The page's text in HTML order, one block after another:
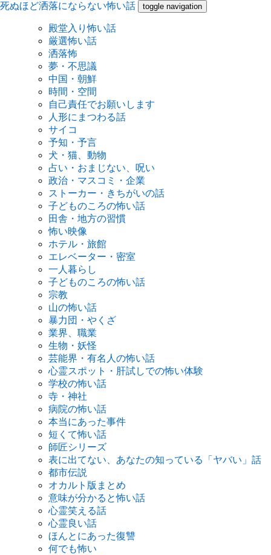
死ぬほど洒落にならない怖い話 toggle navigation
殿堂入り怖い話
厳選怖い話
洒落怖
夢・不思議
中国・朝鮮
時間・空間
自己責任でお願いします
人形にまつわる話
サイコ
予知・予言
犬・猫、動物
占い・おまじない、呪い
政治・マスコミ・企業
ストーカー・きちがいの話
子どものころの怖い話
田舎・地方の習慣
怖い映像
ホテル・旅館
エレベーター・密室
一人暮らし
子どものころの怖い話
宗教
山の怖い話
暴力団・やくざ
業界、職業
生物・妖怪
芸能界・有名人の怖い話
心霊スポット・肝試しでの怖い体験
学校の怖い話
寺・神社
病院の怖い話
本当にあった事件
短くて怖い話
師匠シリーズ
表に出てない、あなたの知っている「ヤバい」話
都市伝説
オカルト版まとめ
意味が分かると怖い話
心霊笑える話
心霊良い話
ほんとにあった復讐
何でも怖い